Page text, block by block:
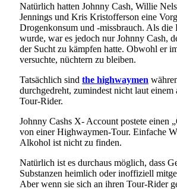
Natürlich hatten Johnny Cash, Willie
Jennings und Kris Kristofferson eine
Drogenkonsum und -missbrauch. Als die
wurde, war es jedoch nur Johnny Cash,
der Sucht zu kämpfen hatte. Obwohl er
versuchte, nüchtern zu bleiben.
Tatsächlich sind the highwaymen
durchgedreht, zumindest nicht laut einem
Tour-Rider.
Johnny Cashs X- Account postete einen
von einer Highwaymen-Tour. Einfache
Alkohol ist nicht zu finden.
Natürlich ist es durchaus möglich, dass
Substanzen heimlich oder inoffiziell
Aber wenn sie sich an ihren Tour-Rider